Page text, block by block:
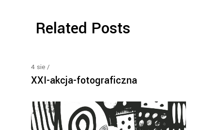
Related Posts
4 sie
XXI-akcja-fotograficzna